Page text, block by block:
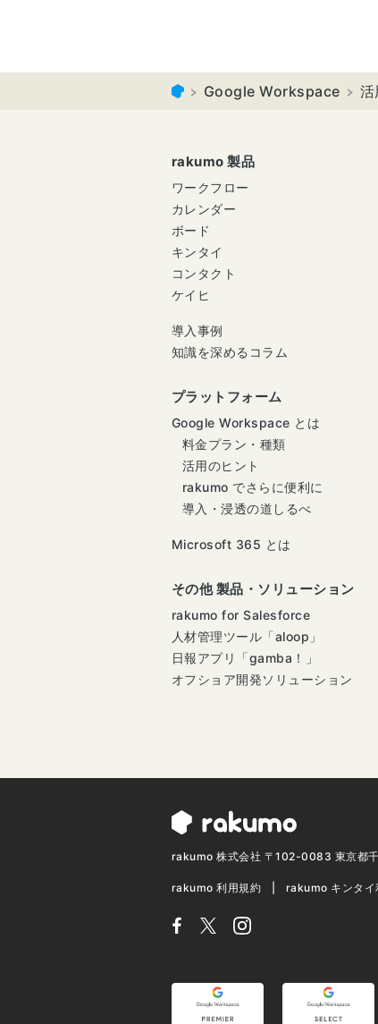
Google Workspace 活
rakumo 製品
ワークフロー
カレンダー
ボード
キンタイ
コンタクト
ケイヒ
導入事例
知識を深めるコラム
プラットフォーム
Google Workspace とは
料金プラン・種類
活用のヒント
rakumo でさらに便利に
導入・浸透の道しるべ
Microsoft 365 とは
その他 製品・ソリューション
rakumo for Salesforce
人材管理ツール「aloop」
日報アプリ「gamba！」
オフショア開発ソリューション
rakumo 株式会社 〒102-0083 東京都
rakumo 利用規約 rakumo キンタイ